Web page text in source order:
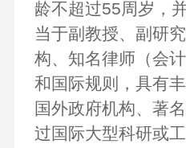
龄不超过55周岁，
当于副教授、副研
构、知名律师（会
和国际规则，具有
国外政府机构、著
过国际大型科研或